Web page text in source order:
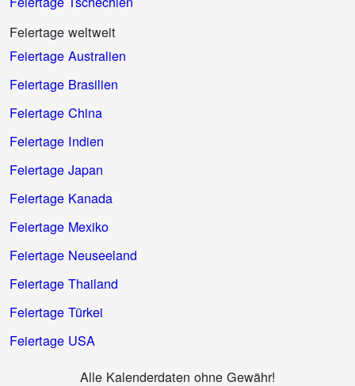
Feiertage weltweit
Feiertage Australien
Feiertage Brasilien
Feiertage China
Feiertage Indien
Feiertage Japan
Feiertage Kanada
Feiertage Mexiko
Feiertage Neuseeland
Feiertage Thailand
Feiertage Türkei
Feiertage USA
Alle Kalenderdaten ohne Gewähr!